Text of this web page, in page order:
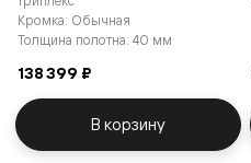
Кромка: Обычная
Толщина полотна: 40 мм
138 399 ₽
В корзину